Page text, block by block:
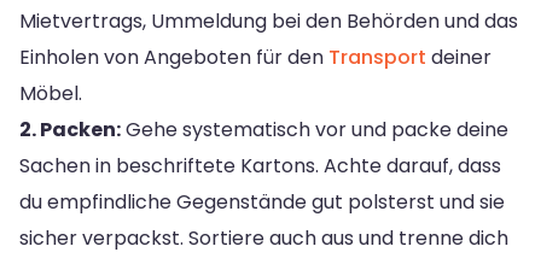
Mietvertrags, Ummeldung bei den Behörden und das
Einholen von Angeboten für den Transport deiner
Möbel.
2. Packen:Gehe systematisch vor und packe deine
Sachen in beschriftete Kartons. Achte darauf, dass
du empfindliche Gegenstände gut polsterst und sie
sicher verpackst. Sortiere auch aus und trenne dich